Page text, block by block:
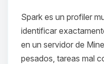
Spark es un profiler
identificar
en un servidor de
pesados, tareas mal